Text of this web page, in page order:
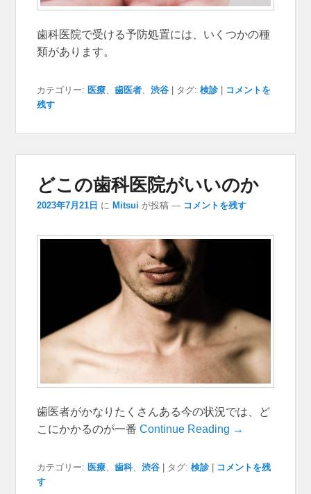
歯科医院で受ける予防処置には、いくつかの種
類があります。
カテゴリー: 医療、歯医者、渋谷 タグ: 検診
コメントを
残す
どこの歯科医院がいいのか
2023年7月21日 に Mitsui が投稿 — コメントを残す
歯医者がかなりたくさんある今の状況では、ど
こにかかるのが一番Continue Reading →
カテゴリー: 医療 、歯科、渋谷 | タグ: 検診 | コメントを残
す